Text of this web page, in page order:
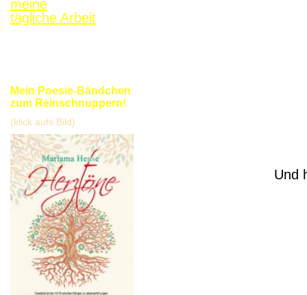
meine
tägliche Arbeit
Mein Poesie-Bändchen
zum Reinschnuppern!
(klick aufs Bild)
Und